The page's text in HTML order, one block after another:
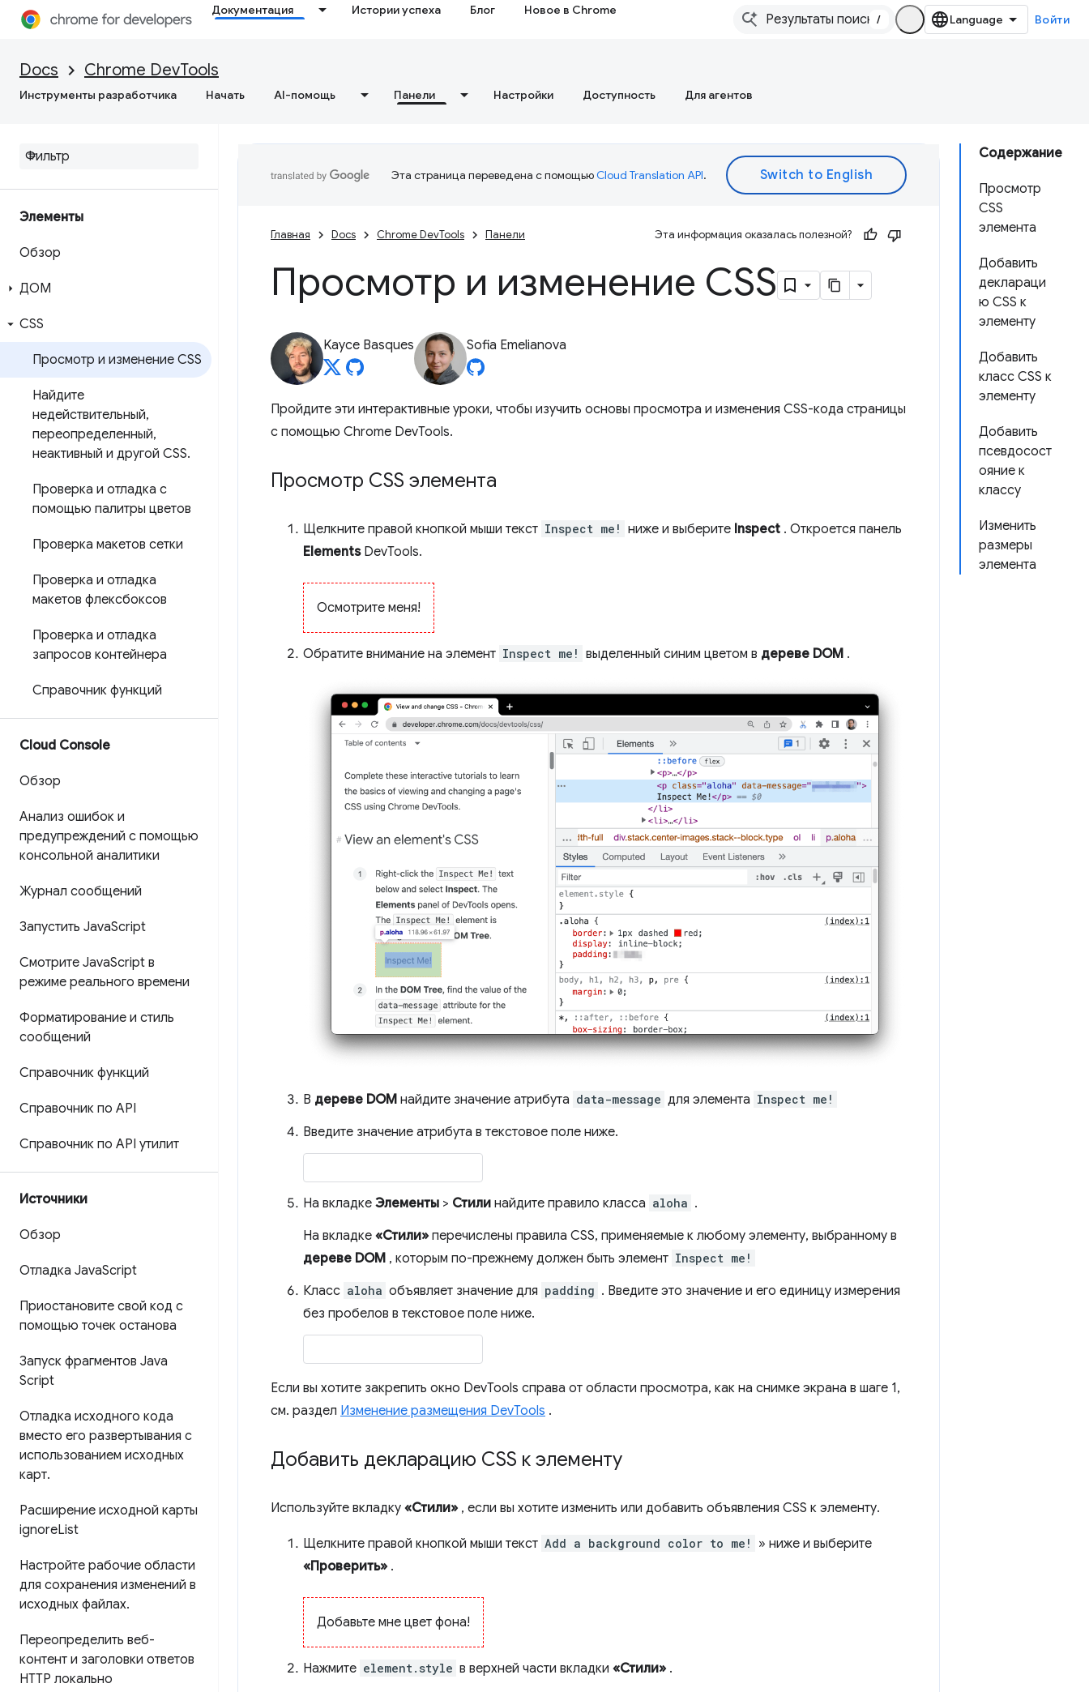
Документация Истории успеха Блог Новое в Chrome
/ Войти
Docs Chrome DevTools
Инструменты разработчика Начать AI-помощь Панели Настройки Доступность Для агентов
Элементы
Обзор
ДОМ
CSS
Просмотр и изменение CSS
Найдите
недействительный,
переопределенный,
неактивный и другой CSS.
Проверка и отладка с
помощью палитры цветов
Проверка макетов сетки
Проверка и отладка
макетов флексбоксов
Проверка и отладка
запросов контейнера
Справочник функций
Cloud Console
Обзор
Анализ ошибок и
предупреждений с помощью
консольной аналитики
Журнал сообщений
Запустить JavaScript
Смотрите JavaScript в
режиме реального времени
Форматирование и стиль
сообщений
Справочник функций
Справочник по API
Справочник по API утилит
Источники
Обзор
Отладка JavaScript
Приостановите свой код с
помощью точек останова
Запуск фрагментов Java
Script
Отладка исходного кода
вместо его развертывания с
использованием исходных
карт.
Расширение исходной карты
ignoreList
Настройте рабочие области
для сохранения изменений в
исходных файлах.
Переопределить веб-
контент и заголовки ответов
HTTP локально
Содержание
Просмотр
CSS
элемента
Добавить
деклараци
ю CSS к
элементу
Добавить
класс CSS к
элементу
Добавить
псевдосост
ояние к
классу
Изменить
размеры
элемента
Эта страница переведена с помощьюCloud Translation API.
Главная Docs Chrome DevTools Панели Эта информация оказалась полезной?
Просмотр и изменение CSS
Kayce Basques Sofia Emelianova
Пройдите эти интерактивные уроки, чтобы изучить основы просмотра и изменения CSS-кода страницы
с помощью Chrome DevTools.
Просмотр CSS элемента
Щелкните правой кнопкой мыши текст Inspect me! ниже и выберите Inspect . Откроется панель
ElementsDevTools.
Осмотрите меня!
Обратите внимание на элемент Inspect me! выделенный синим цветом в дереве DOM .
В дереве DOM найдите значение атрибута data-message для элемента Inspect me!
Введите значение атрибута в текстовое поле ниже.
На вкладке Элементы > Стили найдите правило класса aloha .
На вкладке «Стили» перечислены правила CSS, применяемые к любому элементу, выбранному в
дереве DOM , которым по-прежнему должен быть элемент Inspect me!
Класс aloha объявляет значение для padding . Введите это значение и его единицу измерения
без пробелов в текстовое поле ниже.
Если вы хотите закрепить окно DevTools справа от области просмотра, как на снимке экрана в шаге 1,
см. раздел Изменение размещения DevTools .
Добавить декларацию CSS к элементу
Используйте вкладку «Стили» , если вы хотите изменить или добавить объявления CSS к элементу.
Щелкните правой кнопкой мыши текст Add a background color to me!
» ниже и выберите
«Проверить» .
Добавьте мне цвет фона!
Нажмите element.style в верхней части вкладки «Стили» .